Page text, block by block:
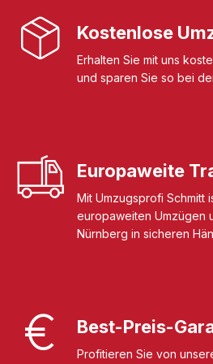
Kostenlose
Erhalten Sie mit uns
und sparen Sie so bei
Europaweite
Mit Umzugsprofi Schmitt
europaweiten Umzügen
Nürnberg in sicheren
Best-Preis-
Profitieren Sie von